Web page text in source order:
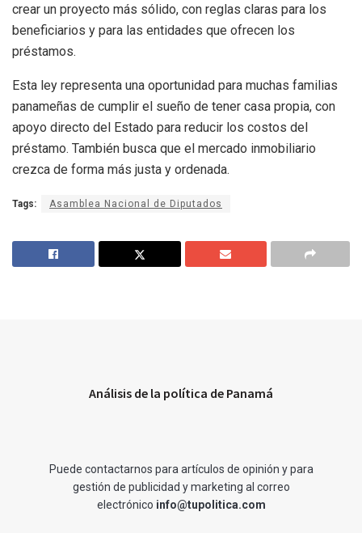
crear un proyecto más sólido, con reglas claras para los
beneficiarios y para las entidades que ofrecen los
préstamos.
Esta ley representa una oportunidad para muchas familias
panameñas de cumplir el sueño de tener casa propia, con
apoyo directo del Estado para reducir los costos del
préstamo. También busca que el mercado inmobiliario
crezca de forma más justa y ordenada.
Tags: Asamblea Nacional de Diputados
Análisis de la política de Panamá
Puede contactarnos para artículos de opinión y para
gestión de publicidad y marketing al correo
electrónico info@tupolitica.com